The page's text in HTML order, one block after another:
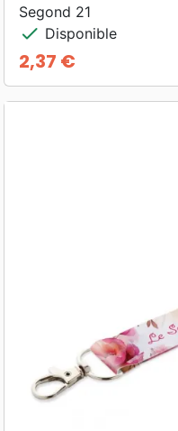
Segond 21
check Disponible
Prix
2,37 €